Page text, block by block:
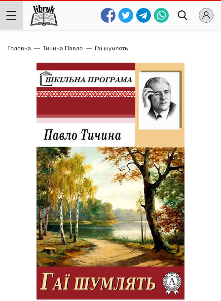
Головна Тичина Павло Гаї шумлять